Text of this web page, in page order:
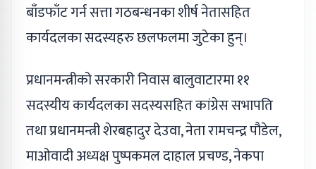
बाँडफाँट गर्न सत्ता गठबन्धनका शीर्ष नेतासहित
कार्यदलका सदस्यहरु छलफलमा जुटेका हुन्।
प्रधानमन्त्रीको सरकारी निवास बालुवाटारमा ११
सदस्यीय कार्यदलका सदस्यसहित कांग्रेस सभापति
तथा प्रधानमन्त्री शेरबहादुर देउवा, नेता रामचन्द्र पौडेल,
माओवादी अध्यक्ष पुष्पकमल दाहाल प्रचण्ड, नेकपा